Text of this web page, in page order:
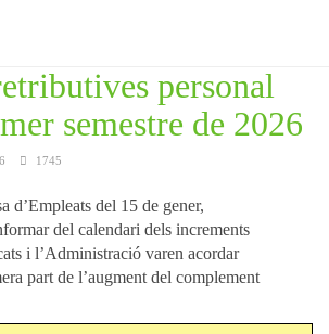
personal
semestre de 2026
1745
d’Empleats del 15 de gener,
del calendari dels increments
i l’Administració varen acordar
part de l’augment del complement